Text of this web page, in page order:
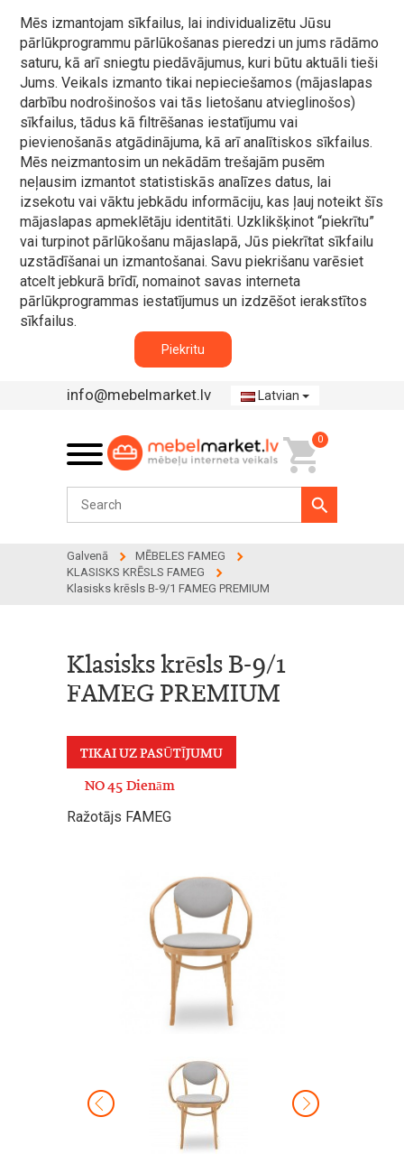
Mēs izmantojam sīkfailus, lai individualizētu Jūsu
pārlūkprogrammu pārlūkošanas pieredzi un jums rādāmo
saturu, kā arī sniegtu piedāvājumus, kuri būtu aktuāli tieši
Jums. Veikals izmanto tikai nepieciešamos (mājaslapas
darbību nodrošinošos vai tās lietošanu atvieglinošos)
sīkfailus, tādus kā filtrēšanas iestatījumu vai
pievienošanās atgādinājuma, kā arī analītiskos sīkfailus.
Mēs neizmantosim un nekādām trešajām pusēm
neļausim izmantot statistiskās analīzes datus, lai
izsekotu vai vāktu jebkādu informāciju, kas ļauj noteikt šīs
mājaslapas apmeklētāju identitāti. Uzklikšķinot “piekrītu”
vai turpinot pārlūkošanu mājaslapā, Jūs piekrītat sīkfailu
uzstādīšanai un izmantošanai. Savu piekrišanu varēsiet
atcelt jebkurā brīdī, nomainot savas interneta
pārlūkprogrammas iestatījumus un izdzēšot ierakstītos
sīkfailus.
Piekritu
info@mebelmarket.lv Latvian
0
Galvenā
MĒBELES FAMEG
KLASISKS KRĒSLS FAMEG
Klasisks krēsls B-9/1 FAMEG PREMIUM
Klasisks krēsls B-9/1
FAMEG PREMIUM
TIKAI UZ PASŪTĪJUMU
NO 45 Dienām
Ražotājs FAMEG